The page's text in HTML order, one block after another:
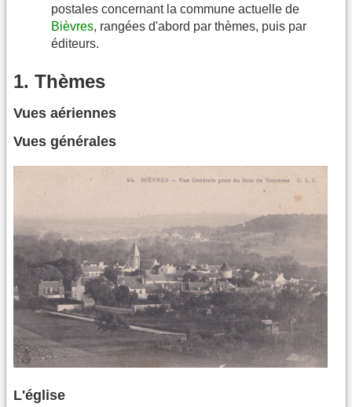
postales concernant la commune actuelle de
Bièvres, rangées d'abord par thèmes, puis par
éditeurs.
1. Thèmes
Vues aériennes
Vues générales
L'église